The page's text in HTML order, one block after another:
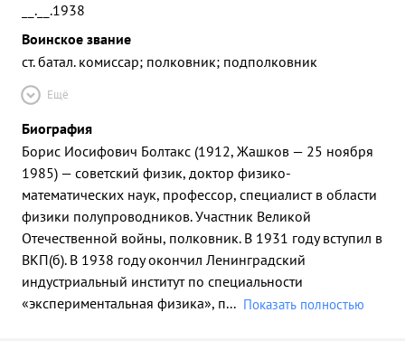
__.__.1938
Воинское звание
ст. батал. комиссар; полковник; подполковник
Ещё
Биография
Борис Иосифович Болтакс (1912, Жашков — 25 ноября
1985) — советский физик, доктор физико-
математических наук, профессор, специалист в области
физики полупроводников. Участник Великой
Отечественной войны, полковник. В 1931 году вступил в
ВКП(б). В 1938 году окончил Ленинградский
индустриальный институт по специальности
«экспериментальная физика», п... Показать полностью